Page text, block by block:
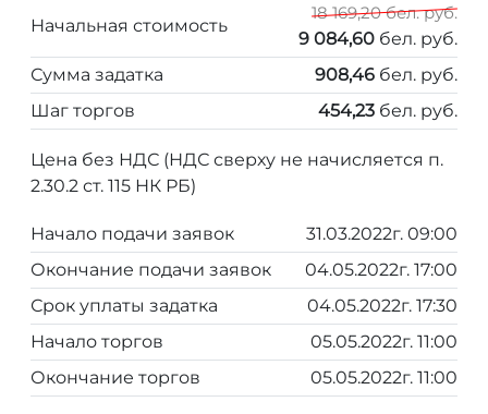
Начальная стоимость
18 169,20 бел. руб.
9 084,60 бел. руб.
Сумма задатка
908,46 бел. руб.
Шаг торгов
454,23 бел. руб.
Цена без НДС (НДС сверху не начисляется п.
2.30.2 ст. 115 НК РБ)
Начало подачи заявок
31.03.2022г. 09:00
Окончание подачи заявок
04.05.2022г. 17:00
Срок уплаты задатка
04.05.2022г. 17:30
Начало торгов
05.05.2022г. 11:00
Окончание торгов
05.05.2022г. 11:00